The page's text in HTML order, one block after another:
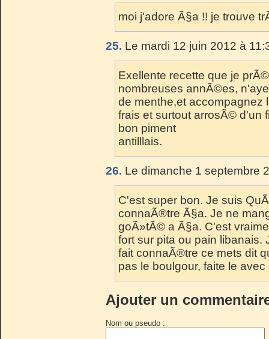
moi j'adore Ã§a !! je trouve
25. Le mardi 12 juin 2012 à
Exellente recette que je
nombreuses annÃ©es,
de menthe,et accompagnez
frais et surtout arrosÃ© d'un
bon piment
antilllais.
26. Le dimanche 1 septembre
C'est super bon. Je suis
connaÃ®tre Ã§a. Je ne
goÃ»tÃ© a Ã§a. C'est
fort sur pita ou pain libanais.
fait connaÃ®tre ce mets dit
pas le boulgour, faite le
Ajouter un
Nom ou pseudo :